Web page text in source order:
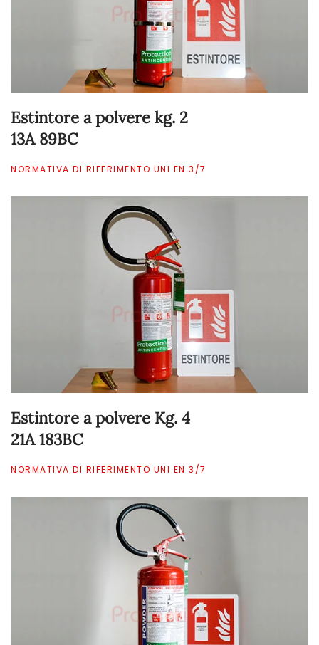
Estintore a polvere kg. 2
13A 89BC
NORMATIVA DI RIFERIMENTO UNI EN 3/7
Estintore a polvere Kg. 4
21A 183BC
NORMATIVA DI RIFERIMENTO UNI EN 3/7